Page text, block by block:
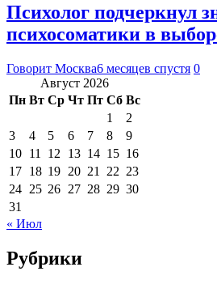
Психолог подчеркнул
психосоматики в
Говорит Москва6 месяцев спустя 0
Август 2026
Пн Вт Ср Чт Пт Сб Вс
1
2
3
4 5 6 7 8
9
10 11 12 13 14 15 16
17 18 19 20 21 22 23
24 25 26 27 28 29 30
31
« Июл
Рубрики